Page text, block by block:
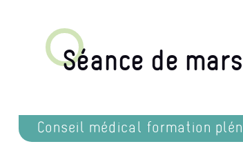
Séance de mars
Conseil médical formation